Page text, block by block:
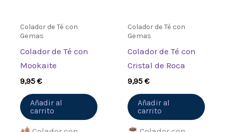
Colador de Té con
Gemas
Colador de Té con
Mookaite
9,95€
Añadir al
carrito
Colador de Té con
Gemas
Colador de Té con
Cristal de Roca
9,95€
Añadir al
carrito